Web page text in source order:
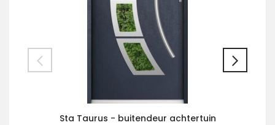
Sta Taurus - buitendeur achtertuin